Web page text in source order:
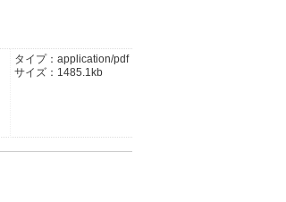
タイプ：application/pdf
サイズ：1485.1kb